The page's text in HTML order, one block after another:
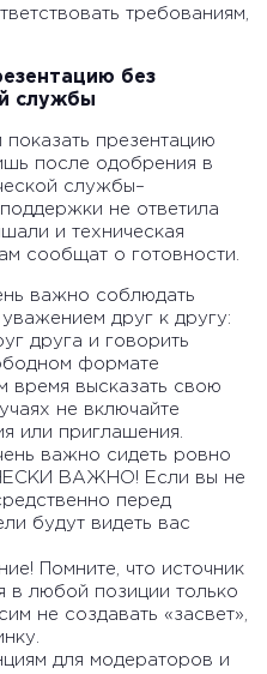
требованиям,
без
службы
презентацию
после одобрения в
службы–
не ответила
и техническая
сообщат о готовности.
важно соблюдать
друг к другу:
друга и говорить
формате
время высказать свою
не включайте
или приглашения.
важно сидеть ровно
ВАЖНО! Если вы не
перед
будут видеть вас
Помните, что источник
в любой позиции только
не создавать «засвет»,
для модераторов и